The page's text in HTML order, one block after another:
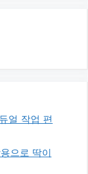
얼 작업 편
으로 딱이